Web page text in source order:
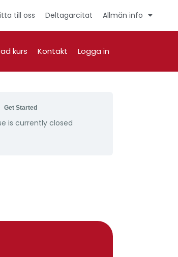
till oss Deltagarcitat Allmän info
kurs Kontakt Logga in
Get Started
is currently closed